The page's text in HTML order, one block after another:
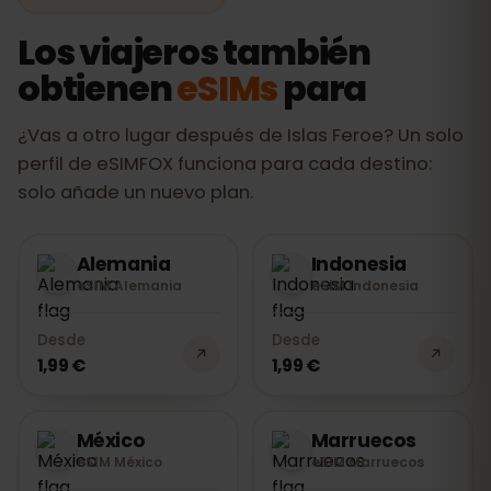
Los viajeros también
obtieneneSIMspara
¿Vas a otro lugar después de Islas Feroe? Un solo
perfil de eSIMFOX funciona para cada destino:
solo añade un nuevo plan.
Alemania
eSIM Alemania
Desde
1,99 €
Indonesia
eSIM Indonesia
Desde
1,99 €
México
eSIM México
Marruecos
eSIM Marruecos